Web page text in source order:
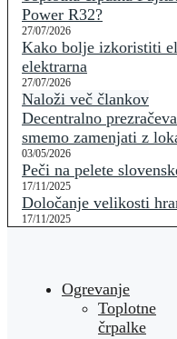
Power R32?
27/07/2026
Kako bolje izkoristiti
elektrarna
27/07/2026
Naloži več člankov
Decentralno
smemo zamenjati z
03/05/2026
Peči na pelete
17/11/2025
Določanje velikosti
17/11/2025
Ogrevanje
Toplotne
črpalke